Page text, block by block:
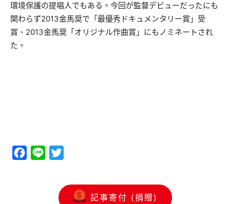
環境保護の提唱人でもある。今回が監督デビューだったにも
関わらず2013金馬奨で「最優秀ドキュメンタリー賞」受
賞、2013金馬奨「オリジナル作曲賞」にもノミネートされ
た。
Facebook
Line
記事寄付 (捐贈)